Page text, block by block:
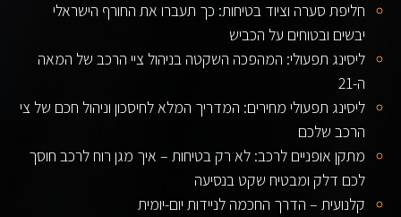
חליפת סערה וציוד בטיחות: כך תעברו את החורף הישראלי
יבשים ובטוחים על הכביש
ליסינג תפעולי: המהפכה השקטה בניהול ציי הרכב של המאה
ה-21
ליסינג תפעולי מחירים: המדריך המלא לחיסכון וניהול חכם של צי
הרכב שלכם
מתקן אופניים לרכב: לא רק בטיחות – איך מגן רוח לרכב חוסך
לכם דלק ומבטיח שקט בנסיעה
קלנועית – הדרך החכמה לניידות יום-יומית